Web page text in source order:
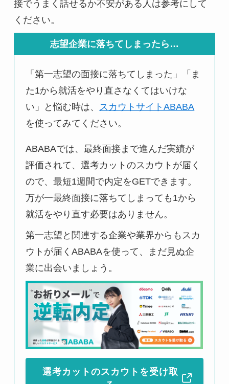
接でうまく話せるか不安がある人は参考にして
ください。
志望企業に落ちてしまったら…
「第一志望の面接に落ちてしまった」「ま
た1から就活をやり直さなくてはいけな
い」と悩む時は、 スカウトサイトABABA
を使ってみてください。
ABABAでは、最終面接まで進んだ実績が
評価されて、選考カットのスカウトが届く
ので、最短1週間で内定をGETできます。
万が一最終面接に落ちてしまっても1から
就活をやり直す必要はありません。
第一志望と関連する企業や業界からもスカ
ウトが届くABABAを使って、まだ見ぬ企
業に出会いましょう。
選考カットのスカウトを受け取